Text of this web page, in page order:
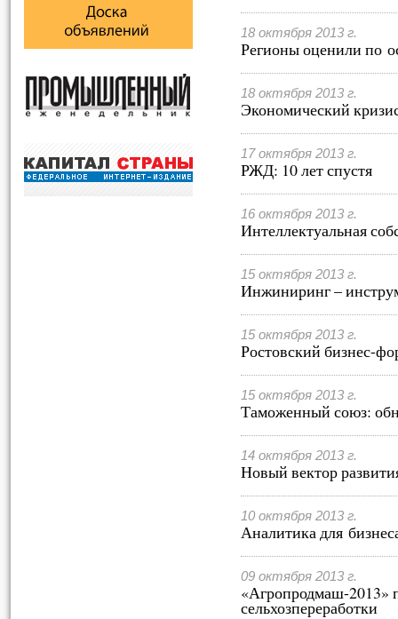
18 октября 2013 г.
Регионы оценили по
18 октября 2013 г.
Экономический
17 октября 2013 г.
РЖД: 10 лет спустя
16 октября 2013 г.
Интеллектуальная
15 октября 2013 г.
Инжиниринг –
15 октября 2013 г.
Ростовский бизнес-
15 октября 2013 г.
Таможенный союз:
14 октября 2013 г.
Новый вектор
10 октября 2013 г.
Аналитика для
09 октября 2013 г.
«Агропродмаш-2013»
сельхозпереработки